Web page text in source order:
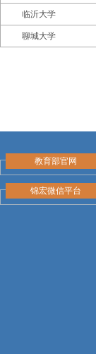
临沂大学
聊城大学
教育部官网
锦宏微信平台